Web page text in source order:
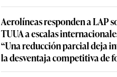
Aerolíneas responden a LAP
TUUA a escalas
“Una reducción parcial deja
la desventaja competitiva de